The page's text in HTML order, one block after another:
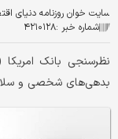
سایت خوان روزنامه دنیای
شماره خبر :۴۲۱۰۱۲۸
بدهی‌های شخصی و